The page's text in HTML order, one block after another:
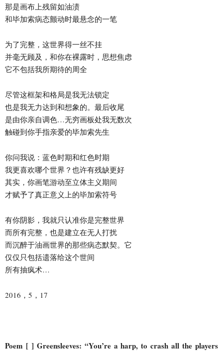
那是画布上残留如油渍
和毕加索病态颤动时最悬念的一笔
为了完整，这世界得一丝不挂
并毫无顾及，和你在裸露时，思想焦虑
它不包括我所期待的周全
尽管这框架和格局是我无法锁定
也是我无力达到和想象的。最后收尾
是由你亲自调色…无穷画板处我无数次
触碰到你手指亲爱的毕加索先生
你问我说：蓝色时期和红色时期
我更喜欢哪个世界？也许有残缺更好
其实，你画笔游动至立体主义期间
才赋予了真正意义上的毕加索符号
有你阴影，我就只认准你是完整世界
而所有完整，也是建立在无人打扰
而沉醉于油画世界的那些病态默契。它
仅仅只包括遗落给这个世间
所有抽疯术…
2016，5，17
Poem [ ] Greensleeves: “You’re a harp, to crash all the players